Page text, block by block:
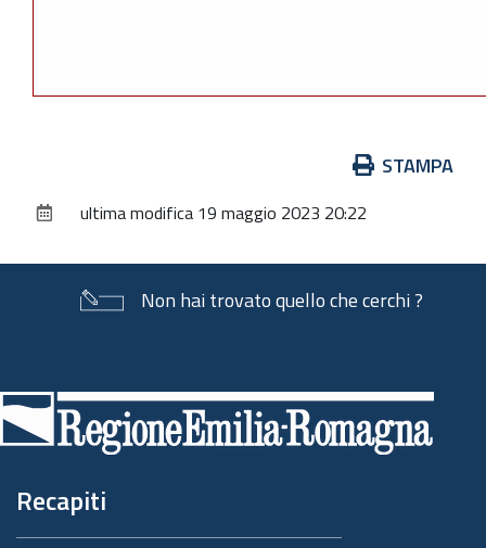
documento
STAMPA
ultima modifica 19 maggio 2023 20:22
Non hai trovato quello che cerchi ?
di
pagina
Recapiti